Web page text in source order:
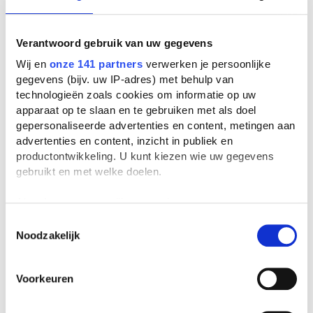
Verantwoord gebruik van uw gegevens
Wij en onze 141 partners verwerken je persoonlijke
gegevens (bijv. uw IP-adres) met behulp van
technologieën zoals cookies om informatie op uw
apparaat op te slaan en te gebruiken met als doel
gepersonaliseerde advertenties en content, metingen aan
advertenties en content, inzicht in publiek en
productontwikkeling. U kunt kiezen wie uw gegevens
gebruikt en met welke doelen.
Als u het toestaat, willen we ook graag:
locatie, die tot een paar meter nauwkeurig kan zijn
scannen op specifieke eigenschappen (fingerprinting)
Lees meer over hoe uw persoonlijke gegevens worden
Noodzakelijk
Voorkeuren
Camera Obscura door
Boekverslag Literatuur door een
scholier
| 6e klas vwo
Karel ende Elegast door
Onbekend
Boekverslag Literatuur door een
scholier | 6e klas vwo
Kooiman